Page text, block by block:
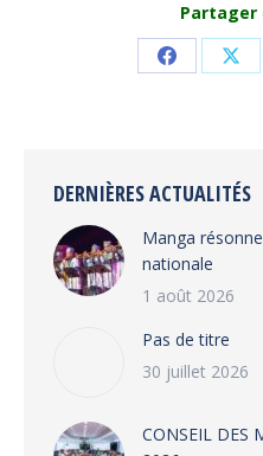
Share
DERNIÈRES ACTUALITÉS
Manga
nationale
1 août 2026
Pas de titre
30 juillet 2026
CONSEIL DES